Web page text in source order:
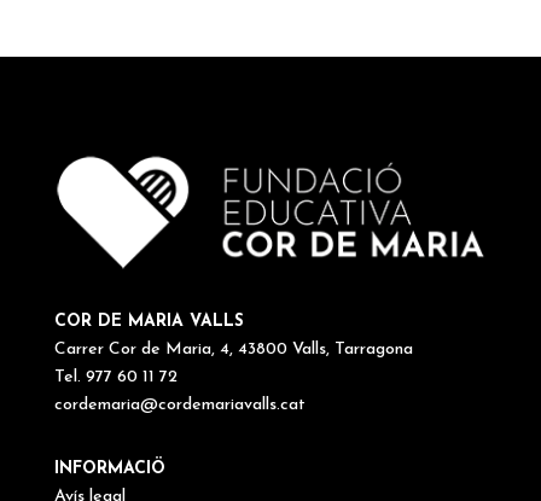
COR DE MARIA VALLS
Carrer Cor de Maria, 4, 43800 Valls, Tarragona
Tel. 977 60 11 72
cordemaria@cordemariavalls.cat
INFORMACIÖ
Avís legal